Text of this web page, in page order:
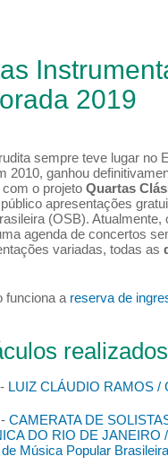
2019
sempre teve lugar no
2010, ganhou
o projeto Quartas
apresentações
(OSB). Atualmente,
agenda de concertos
variadas, todas as
funciona a reserva de
realizados
LUIZ CLÁUDIO RAMOS /
CAMERATA DE
DO RIO DE JANEIRO
Música Popular Brasileira